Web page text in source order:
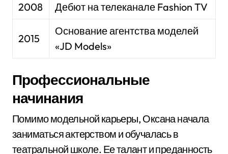
2008
Дебют на телеканале Fashion TV
2015
Основание агентства моделей
«JD Models»
Профессиональные
начинания
Помимо модельной карьеры, Оксана начала
заниматься актерством и обучалась в
театральной школе. Ее талант и преданность